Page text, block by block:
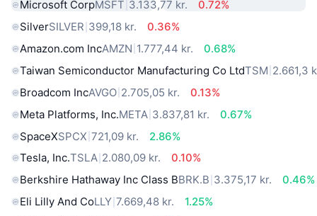
Microsoft CorpMSFT 3.133,77 kr.
0.72%
SilverSILVER 399,18 kr.
0.36%
Amazon.com IncAMZN 1.777,44 kr.
0.68%
Taiwan Semiconductor Manufacturing Co LtdTSM 2.661,3
Broadcom IncAVGO 2.705,05 kr.
0.13%
Meta Platforms, Inc.META 3.837,81 kr.
0.67%
SpaceXSPCX 721,09 kr.
2.86%
Tesla, Inc.TSLA 2.080,09 kr.
0.10%
Berkshire Hathaway Inc Class BBRK.B 3.375,17 kr.
0.46%
Eli Lilly And CoLLY 7.669,48 kr.
1.25%